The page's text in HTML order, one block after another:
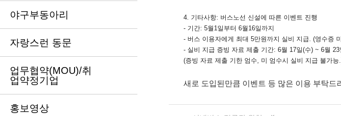
야구부동아리
자랑스런 동문
업무협약(MOU)/취
업약정기업
홍보영상
4. 기타사항: 버스노선 신설에 따른 이벤트 진행
- 기간: 5월1일부터 6월16일까지
- 버스 이용자에게 최대 5만원까지 실비 지급. (영수증
- 실비 지급 증빙 자료 제출 기간: 6월 17일(수) ~ 6월 23
(증빙 자료 제출 기한 엄수, 미 엄수시 실비 지급 불가능
새로 도입된만큼 이벤트 등 많은 이용 부탁